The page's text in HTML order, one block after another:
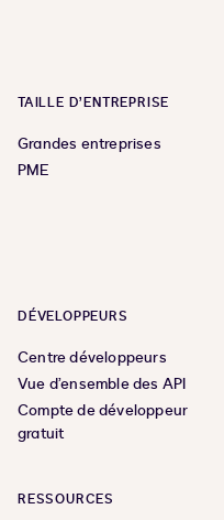
TAILLE D’ENTREPRISE
Grandes entreprises
PME
DÉVELOPPEURS
Centre développeurs
Vue d’ensemble des API
Compte de développeur
gratuit
RESSOURCES